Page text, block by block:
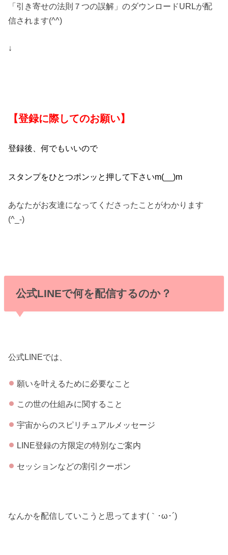
「引き寄せの法則７つの誤解」のダウンロードURLが配
信されます(^^)
↓
【登録に際してのお願い】
登録後、何でもいいので
スタンプをひとつポンッと押して下さいm(__)m
あなたがお友達になってくださったことがわかります
(^_-)
公式LINEで何を配信するのか？
公式LINEでは、
願いを叶えるために必要なこと
この世の仕組みに関すること
宇宙からのスピリチュアルメッセージ
LINE登録の方限定の特別なご案内
セッションなどの割引クーポン
なんかを配信していこうと思ってます(｀･ω･´)ゞ